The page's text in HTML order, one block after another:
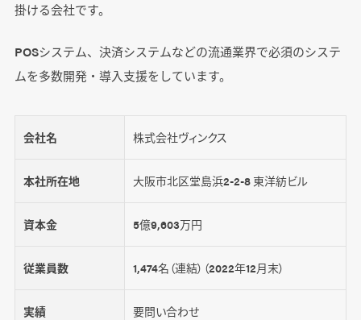
掛ける会社です。
POSシステム、決済システムなどの流通業界で必須のシステ
ムを多数開発・導入支援をしています。
会社名 株式会社ヴィンクス
本社所在地 大阪市北区堂島浜2-2-8 東洋紡ビル
資本金 5億9,603万円
従業員数 1,474名（連結）（2022年12月末）
実績 要問い合わせ